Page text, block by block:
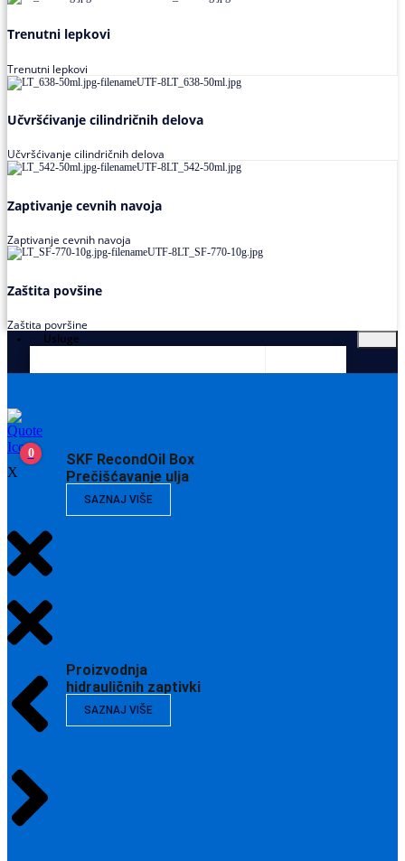
Trenutni lepkovi
Trenutni lepkovi
Učvršćivanje cilindričnih delova
Učvršćivanje cilindričnih delova
Zaptivanje cevnih navoja
Zaptivanje cevnih navoja
Zaštita povšine
Zaštita površine
Usluge
SKF RecondOil Box
Prečišćavanje ulja
SAZNAJ VIŠE
Proizvodnja
hidrauličnih zaptivki
SAZNAJ VIŠE
0
X